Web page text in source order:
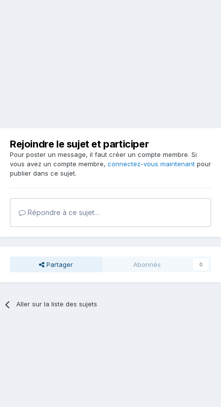
Rejoindre le sujet et participer
Pour poster un message, il faut créer un compte membre. Si
vous avez un compte membre, connectez-vous maintenant pour
publier dans ce sujet.
Répondre à ce sujet…
Partager Abonnés 0
Aller sur la liste des sujets